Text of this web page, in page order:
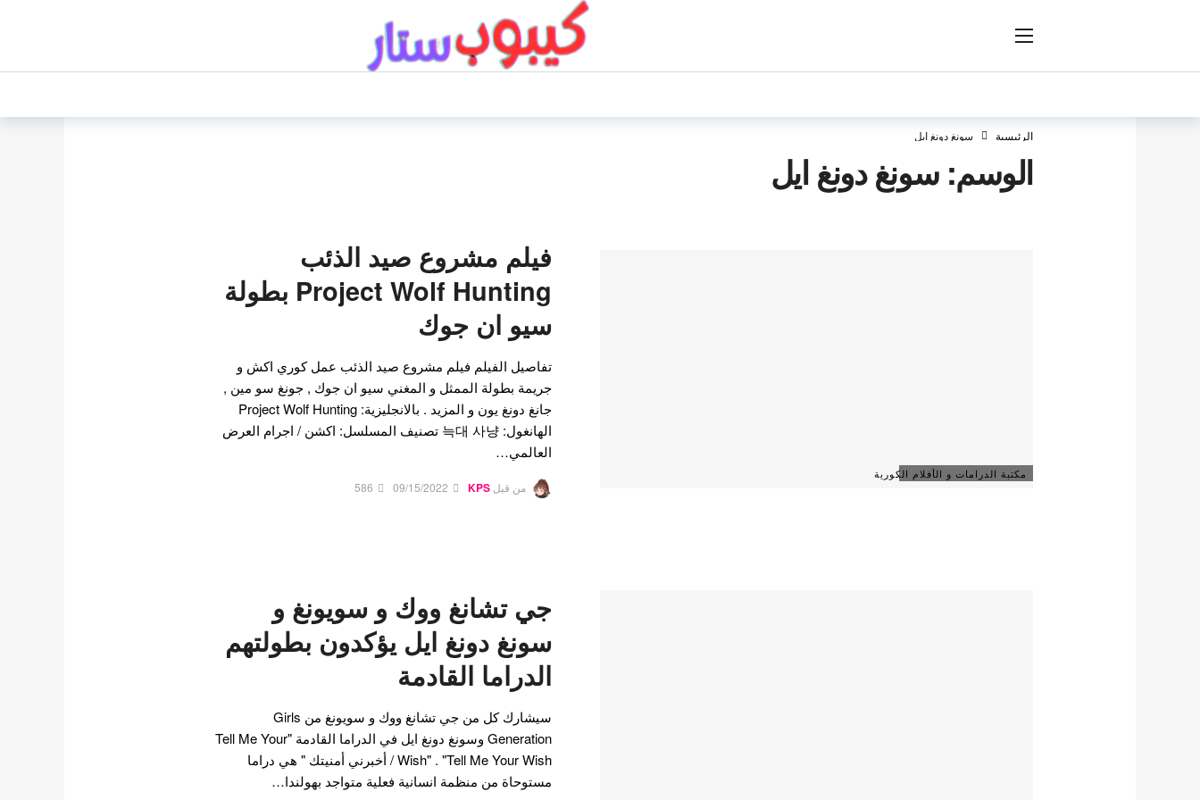
الرئيسية سونغ دونغ ايل
الوسم:سونغ دونغ ايل
مكتبة الدرامات و الأفلام الكورية
فيلم مشروع صيد الذئب
Project Wolf Hunting بطولة
سيو ان جوك
تفاصيل الفيلم فيلم مشروع صيد الذئب عمل كوري اكش و
جريمة بطولة الممثل و المغني سيو ان جوك , جونغ سو مين ,
جانغ دونغ يون و المزيد . بالانجليزية: Project Wolf Hunting
الهانغول: 늑대 사냥 تصنيف المسلسل: اكشن / اجرام العرض
العالمي…
من قبل KPS
09/15/2022
586
جي تشانغ ووك و سويونغ و
سونغ دونغ ايل يؤكدون بطولتهم
الدراما القادمة
سيشارك كل من جي تشانغ ووك و سويونغ من Girls
Generation وسونغ دونغ ايل في الدراما القادمة "Tell Me Your
Wish" . "Tell Me Your Wish / أخبرني أمنيتك " هي دراما
مستوحاة من منظمة انسانية فعلية متواجد بهولندا…